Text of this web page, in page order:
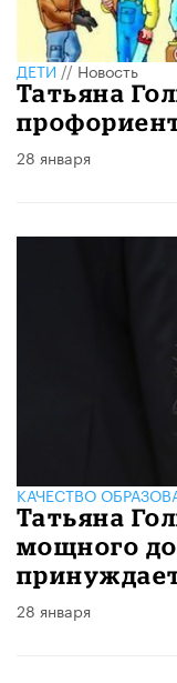
ДЕТИ//Новость
Татьяна
28 января
КАЧЕСТВО
Татьяна
мощного
28 января